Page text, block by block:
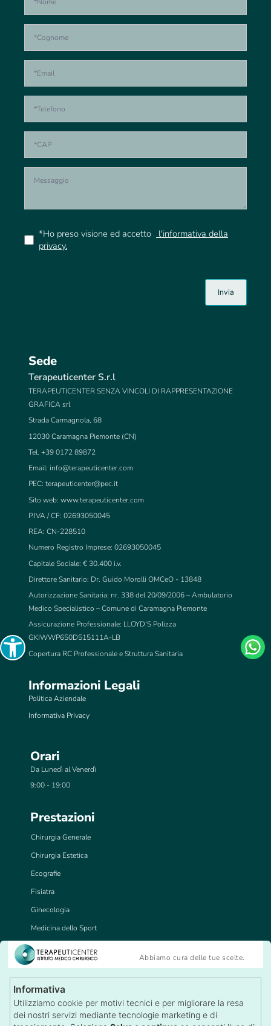
Abbiamo cura delle tue scelte.
Informativa
Utilizziamo cookie per motivi tecnici e per migliorare la resa
dei nostri servizi mediante tecnologie marketing e di
*Ho preso visione ed accetto
l'informativa della
privacy.
Sede
Terapeuticenter S.r.l
TERAPEUTICENTER SENZA VINCOLI DI RAPPRESENTAZIONE
GRAFICA srl
Strada Carmagnola, 68
12030 Caramagna Piemonte (CN)
Tel. +39 0172 89872
Email: info@terapeuticenter.com
PEC:terapeuticenter@pec.it
Sito web: www.terapeuticenter.com
P.IVA / CF: 02693050045
REA: CN-228510
Numero Registro Imprese: 02693050045
Capitale Sociale: € 30.400 i.v.
Direttore Sanitario: Dr. Guido Morolli OMCeO - 13848
Autorizzazione Sanitaria: nr. 338 del 20/09/2006 – Ambulatorio
Medico Specialistico – Comune di Caramagna Piemonte
Assicurazione Professionale: LLOYD'S Polizza
GKIWWP650D515111A-LB
Copertura RC Professionale e Struttura Sanitaria
Informazioni Legali
Politica Aziendale
Informativa Privacy
Orari
Da Lunedì al Venerdì
9:00 - 19:00
Prestazioni
Chirurgia Generale
Chirurgia Estetica
Ecografie
Fisiatra
Ginecologia
Medicina dello Sport
Medicina del Lavoro
Tricologia
Recensioni
Lascia una Recensione
Open toolbar